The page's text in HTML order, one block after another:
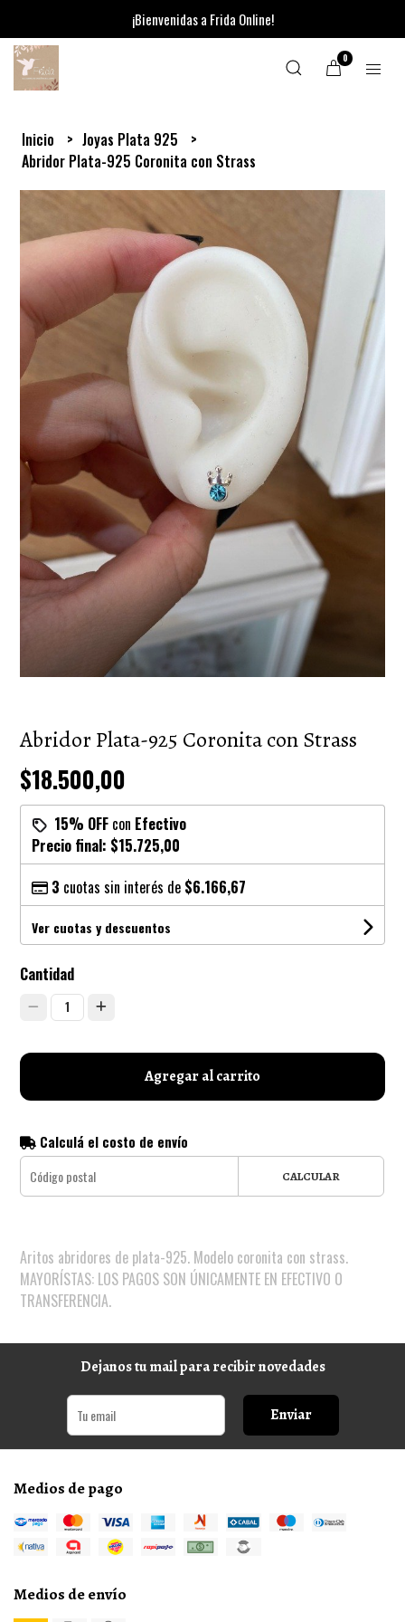
¡Bienvenidas a Frida Online!
0
Inicio
Joyas Plata 925
Abridor Plata-925 Coronita con Strass
Abridor Plata-925 Coronita con Strass
$18.500,00
15% OFF con Efectivo
Precio final: $15.725,00
3 cuotas sin interés de $6.166,67
Ver cuotas y descuentos
Cantidad
1
Agregar al carrito
Calculá el costo de envío
CALCULAR
Aritos abridores de plata-925. Modelo coronita con strass.
MAYORÍSTAS: LOS PAGOS SON ÚNICAMENTE EN EFECTIVO O
TRANSFERENCIA.
Dejanos tu mail para recibir novedades
Enviar
Medios de pago
Medios de envío